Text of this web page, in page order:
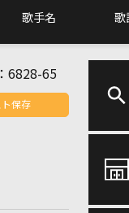
歌手名 歌
6828-65
ト保存